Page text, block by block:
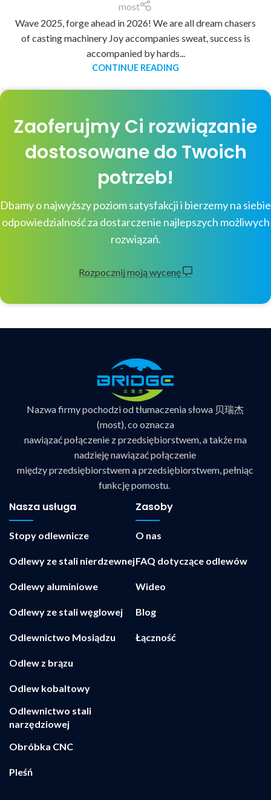
most
Wave 2025, forge ahead in 2026! We are all dream chasers
of casting machinery Joy accompanies sweat, success is
accompanied by hards...
CONTINUE READING
Zaoferujmy Ci rozwiązanie
dostosowane do Twoich
potrzeb!
Dbamy o najwyższy poziom satysfakcji i bierzemy na siebie
odpowiedzialność za dostarczenie najlepszych możliwych
rozwiązań.
Rozpocznij moją wycenę
Nazwa firmy pochodzi od tłumaczenia słowa 贝瑞杰
(most), co oznacza
nawiązać połączenie z przedsiębiorstwem, a także ma
nadzieję nawiązać połączenie
między przedsiębiorstwem a przedsiębiorstwem, pełniąc
funkcję pomostu.
Nasza usługa
Stopy odlewnicze
Odlewy ze stali nierdzewnej
Odlewy aluminiowe
Odlewy ze stali węglowej
Odlewnictwo Mosiądzu
Odlew z brązu
Odlew kobaltowy
Odlewnictwo stali
narzędziowej
Obróbka CNC
Pleśń
Zasoby
O nas
FAQ dotyczące odlewów
Wideo
Blog
Łączność